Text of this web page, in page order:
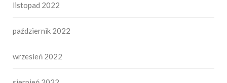
listopad 2022
październik 2022
wrzesień 2022